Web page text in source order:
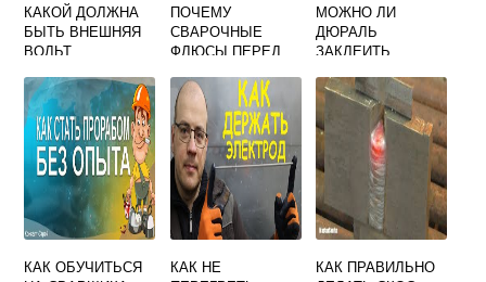
КАКОЙ ДОЛЖНА
БЫТЬ ВНЕШНЯЯ
ВОЛЬТ
ХАРАКТЕРИСТИК
А ИСТОЧНИКА
ПИТАНИЯ ПРИ
РУЧНОЙ ДУГОВОЙ
СВАРКЕ
ПОЧЕМУ
СВАРОЧНЫЕ
ФЛЮСЫ ПЕРЕД
НЕОБХОДИМО
ПРОКАЛИВАТЬ
МОЖНО ЛИ
ДЮРАЛЬ
ЗАКЛЕИТЬ
СВАРКОЙ
КАК ОБУЧИТЬСЯ
КАК НЕ
КАК ПРАВИЛЬНО